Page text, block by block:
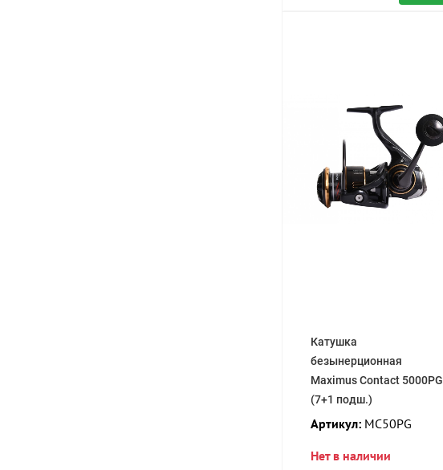
Катушка
безынерционная
Maximus Contact 5000PG
(7+1 подш.)
Артикул: MC50PG
Нет в наличии